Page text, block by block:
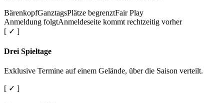
BärenkopfGanztagsPlätze begrenztFair Play
Anmeldung folgtAnmeldeseite kommt rechtzeitig vorher
[ ✓ ]
Drei Spieltage
Exklusive Termine auf einem Gelände, über die Saison verteilt.
[ ✓ ]